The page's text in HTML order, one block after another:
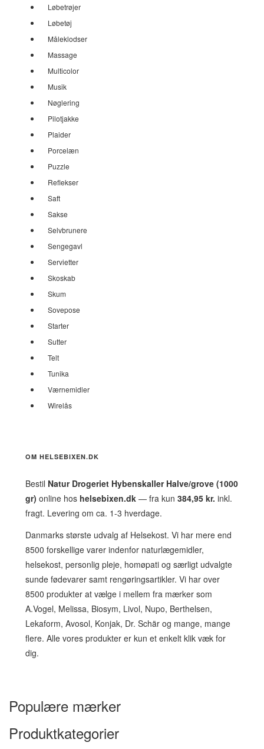
Løbetrøjer
Løbetøj
Måleklodser
Massage
Multicolor
Musik
Nøglering
Pilotjakke
Plaider
Porcelæn
Puzzle
Reflekser
Saft
Sakse
Selvbrunere
Sengegavl
Servietter
Skoskab
Skum
Sovepose
Starter
Sutter
Telt
Tunika
Værnemidler
Wirelås
OM HELSEBIXEN.DK
Bestil Natur Drogeriet Hybenskaller Halve/grove (1000
gr) online hos helsebixen.dk — fra kun 384,95 kr. inkl.
fragt. Levering om ca. 1-3 hverdage.
Danmarks største udvalg af Helsekost. Vi har mere end
8500 forskellige varer indenfor naturlægemidler,
helsekost, personlig pleje, homøpati og særligt udvalgte
sunde fødevarer samt rengøringsartikler. Vi har over
8500 produkter at vælge i mellem fra mærker som
A.Vogel, Melissa, Biosym, Livol, Nupo, Berthelsen,
Lekaform, Avosol, Konjak, Dr. Schär og mange, mange
flere. Alle vores produkter er kun et enkelt klik væk for
dig.
Populære mærker
Produktkategorier